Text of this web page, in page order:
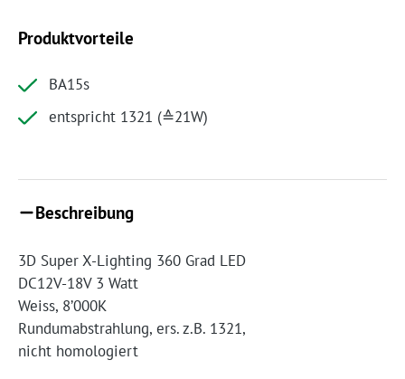
Produktvorteile
BA15s
entspricht 1321 (≙21W)
Beschreibung
3D Super X-Lighting 360 Grad LED
DC12V-18V 3 Watt
Weiss, 8’000K
Rundumabstrahlung, ers. z.B. 1321,
nicht homologiert